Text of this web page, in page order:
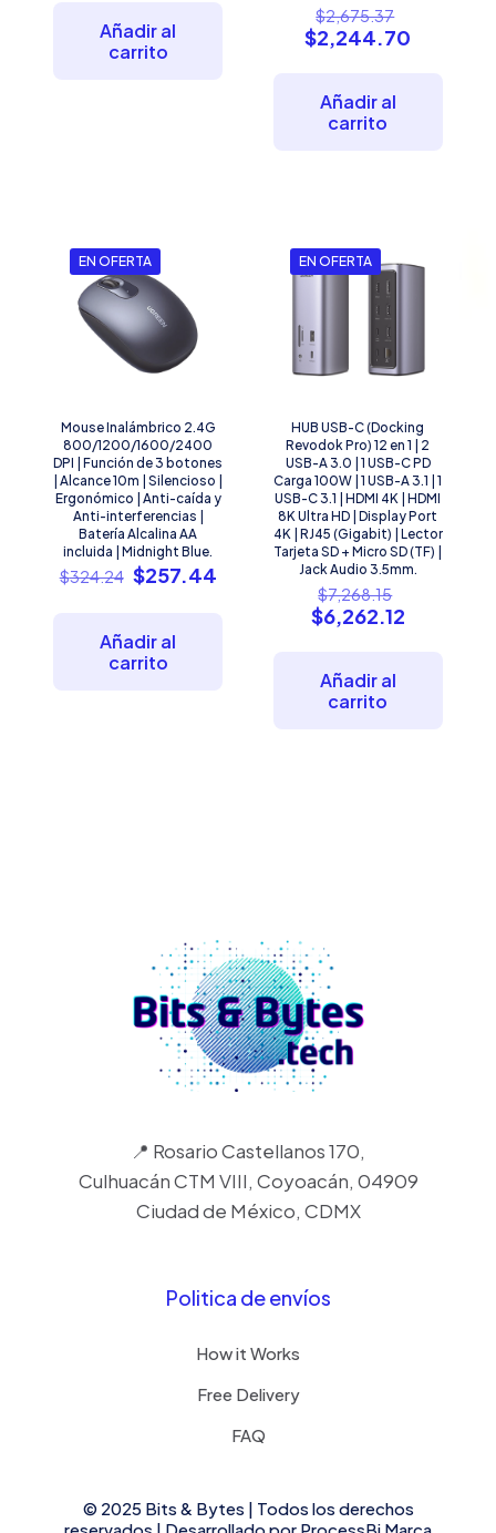
Añadir al
carrito
$2,675.37
precio
original
$2,244.70
Añadir al
carrito
EN OFERTA
Mouse Inalámbrico 2.4G
800/1200/1600/2400
DPI | Función de 3 botones
| Alcance 10m | Silencioso |
Ergonómico | Anti-caída y
Anti-interferencias |
Batería Alcalina AA
incluida | Midnight Blue.
$324.24 El
era:
$324.24.
$257.44El
Añadir al
carrito
EN OFERTA
HUB USB-C (Docking
Revodok Pro) 12 en 1 | 2
USB-A 3.0 | 1 USB-C PD
Carga 100W | 1 USB-A 3.1 | 1
USB-C 3.1 | HDMI 4K | HDMI
8K Ultra HD | Display Port
4K | RJ45 (Gigabit) | Lector
Tarjeta SD + Micro SD (TF) |
Jack Audio 3.5mm.
$7,268.15
precio
$6,262.12El
Añadir al
carrito
📍 Rosario Castellanos 170,
Culhuacán CTM VIII, Coyoacán, 04909
Ciudad de México, CDMX
Politica de envíos
How it Works
Free Delivery
FAQ
© 2025 Bits & Bytes | Todos los derechos